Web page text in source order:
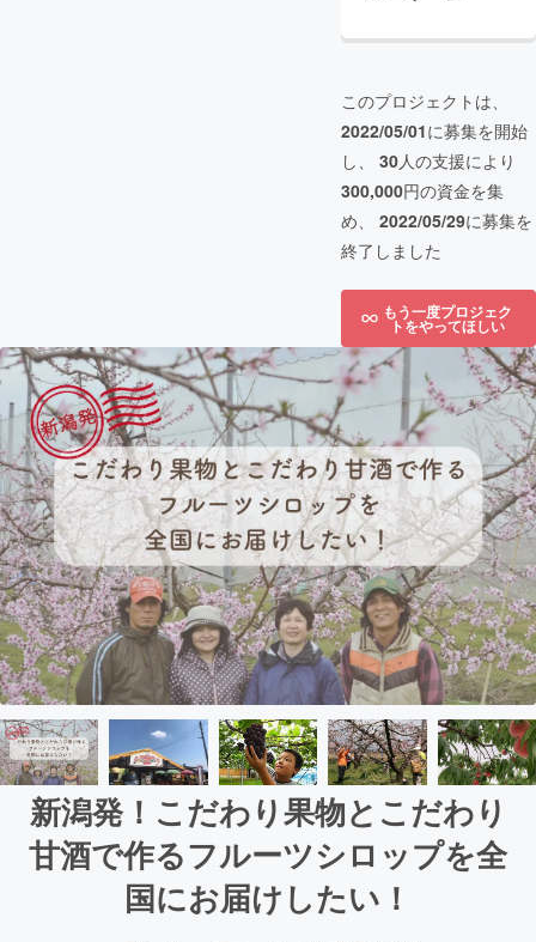
このプロジェクトは、
2022/05/01に募集を開始
し、 30人の支援により
300,000円の資金を集
め、 2022/05/29に募集を
終了しました
もう一度プロジェク
トをやってほしい
新潟発！こだわり果物とこだわり
甘酒で作るフルーツシロップを全
国にお届けしたい！